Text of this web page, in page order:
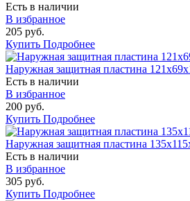
Есть в наличии
В избранное
205 руб.
Купить Подробнее
Наружная защитная пластина
Есть в наличии
В избранное
200 руб.
Купить Подробнее
Наружная защитная пластина
Есть в наличии
В избранное
305 руб.
Купить Подробнее